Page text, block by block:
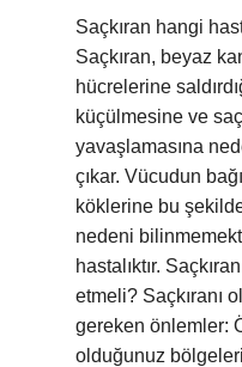
Saçkıran hangi
Saçkıran, beyaz
hücrelerine
küçülmesine ve
yavaşlamasına
çıkar. Vücudun
köklerine bu
nedeni
hastalıktır.
etmeli? Saçkıranı
gereken önlemler:
olduğunuz